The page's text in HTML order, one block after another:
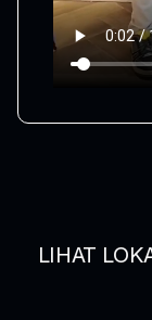
LIHAT